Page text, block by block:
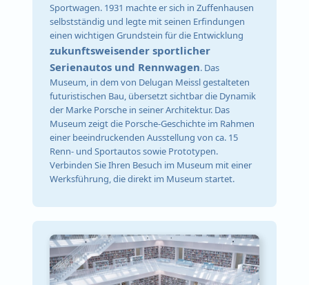
Sportwagen. 1931 machte er sich in Zuffenhausen
selbstständig und legte mit seinen Erfindungen
einen wichtigen Grundstein für die Entwicklung
zukunftsweisender sportlicher
Serienautos und Rennwagen. Das
Museum, in dem von Delugan Meissl gestalteten
futuristischen Bau, übersetzt sichtbar die Dynamik
der Marke Porsche in seiner Architektur. Das
Museum zeigt die Porsche-Geschichte im Rahmen
einer beeindruckenden Ausstellung von ca. 15
Renn- und Sportautos sowie Prototypen.
Verbinden Sie Ihren Besuch im Museum mit einer
Werksführung, die direkt im Museum startet.